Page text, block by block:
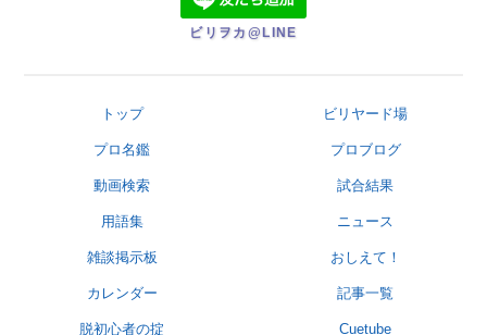
ビリヲカ@LINE
トップ ビリヤード場
プロ名鑑 プロブログ
動画検索 試合結果
用語集 ニュース
雑談掲示板 おしえて！
カレンダー 記事一覧
脱初心者の掟 Cuetube